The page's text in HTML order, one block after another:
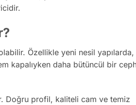
Özellikle yeni nesil yapılarda,
kapalıyken daha bütüncül bir
Doğru profil, kaliteli cam ve temiz